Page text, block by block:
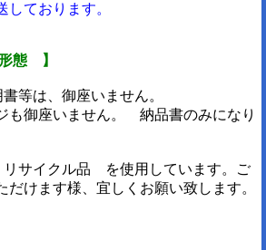
しております。
態 】
等は、御座いません。
も御座いません。 納品書のみになり
サイクル品 を使用しています。ご
だけます様、宜しくお願い致します。